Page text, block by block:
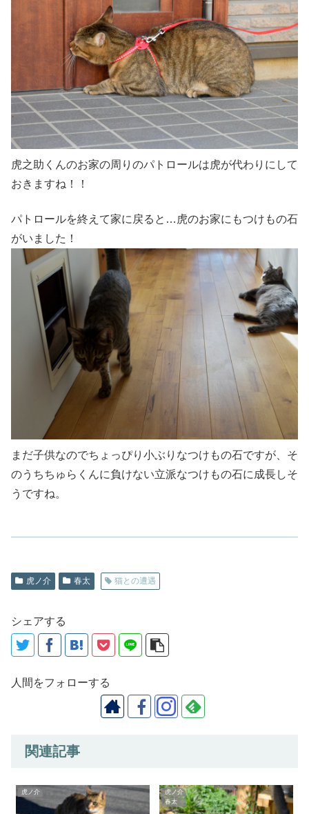
虎之助くんのお家の周りのパトロールは虎が代わりにして
おきますね！！
パトロールを終えて家に戻ると…虎のお家にもつけもの石
がいました！
まだ子供なのでちょっぴり小ぶりなつけもの石ですが、そ
のうちちゅらくんに負けない立派なつけもの石に成長しそ
うですね。
虎ノ介 春太 猫との遭遇
シェアする
人間をフォローする
関連記事
虎ノ介
虎ノ介
春太